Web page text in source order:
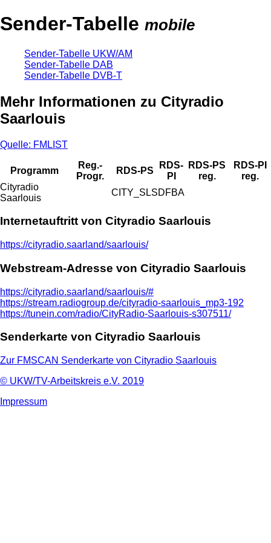
Sender-Tabelle mobile
Sender-Tabelle UKW/AM
Sender-Tabelle DAB
Sender-Tabelle DVB-T
Mehr Informationen zu Cityradio
Saarlouis
Quelle: FMLIST
Programm
Reg.-
Progr.
RDS-PS
RDS-
PI
RDS-PS
reg.
RDS-PI
reg.
Cityradio
Saarlouis
CITY_SLSDFBA
Internetauftritt von Cityradio Saarlouis
https://cityradio.saarland/saarlouis/
Webstream-Adresse von Cityradio Saarlouis
https://cityradio.saarland/saarlouis/#
https://stream.radiogroup.de/cityradio-saarlouis_mp3-192
https://tunein.com/radio/CityRadio-Saarlouis-s307511/
Senderkarte von Cityradio Saarlouis
Zur FMSCAN Senderkarte von Cityradio Saarlouis
© UKW/TV-Arbeitskreis e.V. 2019
Impressum